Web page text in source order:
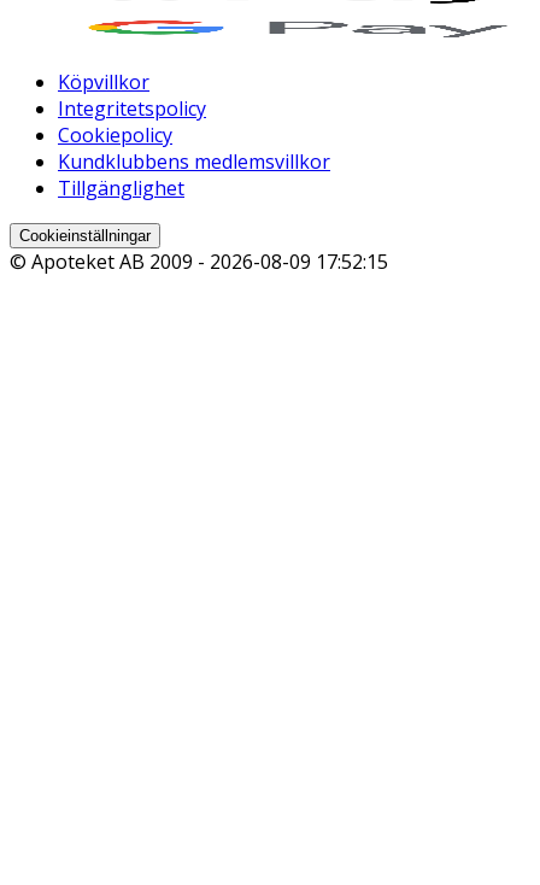
Köpvillkor
Integritetspolicy
Cookiepolicy
Kundklubbens medlemsvillkor
Tillgänglighet
Cookieinställningar
© Apoteket AB 2009 - 2026-08-09 17:52:15